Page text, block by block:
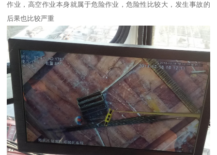
作业，高空作业本身就属于危险作业，危险性比较大，发生事故的
后果也比较严重